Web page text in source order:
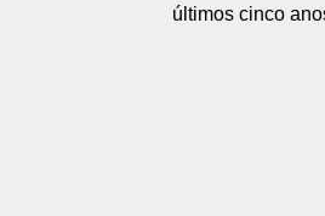
últimos cinco